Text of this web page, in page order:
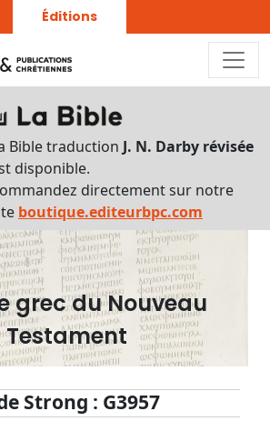
Éditions
Bible traduction J. N. Darby révisée
disponible.
directement sur notre
boutique.editeurbpc.com
grec du Nouveau
Testament
Strong : G3957